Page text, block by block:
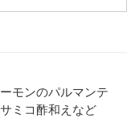
モンのパルマンテ
ミコ酢和えなど